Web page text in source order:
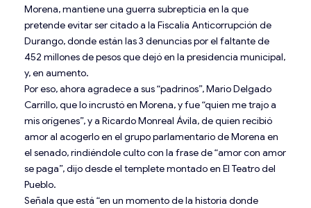
Morena, mantiene una guerra subrepticia en la que
pretende evitar ser citado a la Fiscalía Anticorrupción de
Durango, donde están las 3 denuncias por el faltante de
452 millones de pesos que dejó en la presidencia municipal,
y, en aumento.
Por eso, ahora agradece a sus “padrinos”, Mario Delgado
Carrillo, que lo incrustó en Morena, y fue “quien me trajo a
mis orígenes”, y a Ricardo Monreal Ávila, de quien recibió
amor al acogerlo en el grupo parlamentario de Morena en
el senado, rindiéndole culto con la frase de “amor con amor
se paga”, dijo desde el templete montado en El Teatro del
Pueblo.
Señala que está “en un momento de la historia donde